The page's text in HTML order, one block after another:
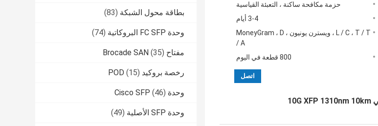
بطاقة محول الشبكة (83)
وحدة FC SFP البروكاتية (74)
مفتاح Brocade SAN (35)
رخصة بروكيد POD (15)
وحدة Cisco SFP (46)
وحدة SFP الأصلية (49)
حزمة مكافحة ساكنة ، التعبئة القياسية
3-4 أيام
L / C ، T / T ، ويسترن يونيون ، MoneyGram ، D
/ A
800 قطعة في اليوم
اتصل